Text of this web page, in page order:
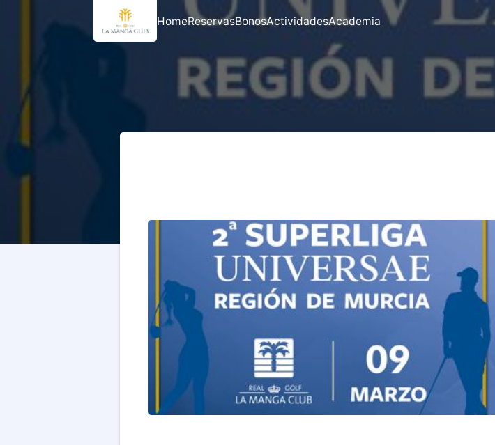
HomeReservasBonosActividadesAcademia